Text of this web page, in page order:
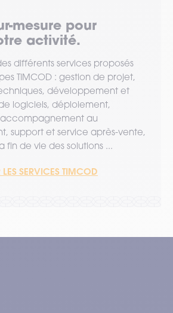
mesure pour
activité.
différents services proposés
TIMCOD : gestion de projet,
développement et
logiciels, déploiement,
au
support et service après-vente,
fin de vie des solutions ...
SERVICES TIMCOD